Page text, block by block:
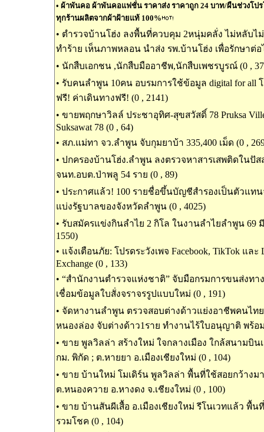
• ผ้าพันคอ ผ้าพันคอแฟชั่น ราคาส่ง ราคาถูก 24 บาท/ผืนช่วงโป
ทุกร้านผลิตจากผ้าฝ้ายแท้ 100%
• ตำรวจบ้านโฮ่ง ลงพื้นที่ควบคุม 2หนุ่มคลั่ง ไม่หลับ
ทำร้าย เห็นภาพหลอน นำส่ง รพ.บ้านโฮ่ง เพื่อรักษาต่อ
• นักสืบเอกชน ,นักสืบมืออาชีพ,นักสืบเพชรบูรณ์ (0 ,
• รับคนลำพูน 10คน อบรมการใช้ข้อมูล digital for all
ฟรี! ค่าเดินทางฟรี! (0 , 2141)
• ขายพฤกษาวิลล์ ประชาอุทิศ-สุขสวัสดิ์ 78 Pruksa Ville
Suksawat 78 (0 , 64)
• สภ.แม่ทา จว.ลำพูน จับกุมยาบ้า 335,400 เม็ด (0 ,
• ปกครองบ้านโฮ่ง.ลำพูน ลงตรวจหาสารเสพติดในปัส
จนท.อบต.ป่าพลู 54 ราย (0 , 89)
• ประกาศแล้ว! 100 รายชื่อขึ้นบัญชีสำรองเป็นตัวแท
แบ่งรัฐบาลของจังหวัดลำพูน (0 , 4025)
• รับสมัครแข่งกินลำไย 2 กิโล ในงานลำไยลำพูน 69 มี
1550)
• แจ้งเตือนภัย: โปรดระวังเพจ Facebook, TikTok และ
Exchange (0 , 133)
• “สำนักงานตำรวจแห่งชาติ” จับมือกรมการขนส่งทา
เชื่อมข้อมูลใบสั่งจราจรรูปแบบใหม่ (0 , 191)
• จัดหางานลำพูน ตรวจสอบต่างด้าวแย่งอาชีพคนไท
หนองล่อง จับต่างด้าว1ราย ทำงานไร้ใบอนุญาติ พร้อ
• ขาย พูลวิลล่า สร้างใหม่ ใจกลางเมือง ใกล้สนามบิน
กม. พิกัด ; ต.หายยา อ.เมืองเชียงใหม่ (0 , 104)
• ขาย บ้านใหม่ โมเดิร์น พูลวิลล่า พื้นที่ใช้สอยกว้างม
ต.หนองควาย อ.หางดง จ.เชียงใหม่ (0 , 100)
• ขาย บ้านสันผีเสื้อ อ.เมืองเชียงใหม่ รีโนเวทแล้ว พื้น
รวมโชค (0 , 104)